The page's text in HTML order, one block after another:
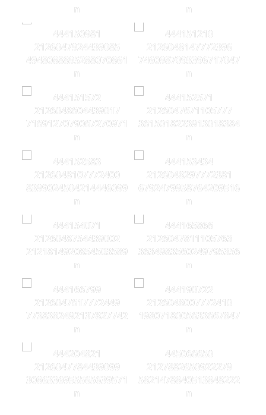
n
n
444150981
2126047924439085
4948088895288070861
n
444151210
2126048147772396
7460987093396717047
n
444151572
2126048604439017
7169127079067270971
n
444152571
2126047671105777
3615018223913018384
n
444152583
2126048107772400
8399024504214446099
n
444153434
2126048297772381
6792479958764209516
n
444154071
2126048754439002
2121814920854503589
n
444165866
2126047811105763
3634983560249795356
n
444166799
2126047617772449
7738382492137827742
n
444190722
2126048007772410
1980718005633667847
n
444204821
2126047784439099
3086336955565639571
n
445066650
2127882650922279
5821478840513848222
n